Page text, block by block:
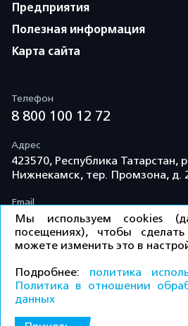
Предприятия
Полезная информация
Карта сайта
Телефон
8 800 100 12 72
Адрес
423570, Республика Татарстан,
Нижнекамск, тер. Промзона, д.
Email
info@td-kama.com
©ООО «Торговый дом «Кама»
защищены.
Политика конфиденциальности
Мы используем cookies
посещениях), чтобы
можете изменить это в
Подробнее: политика
Политика в отношении
данных